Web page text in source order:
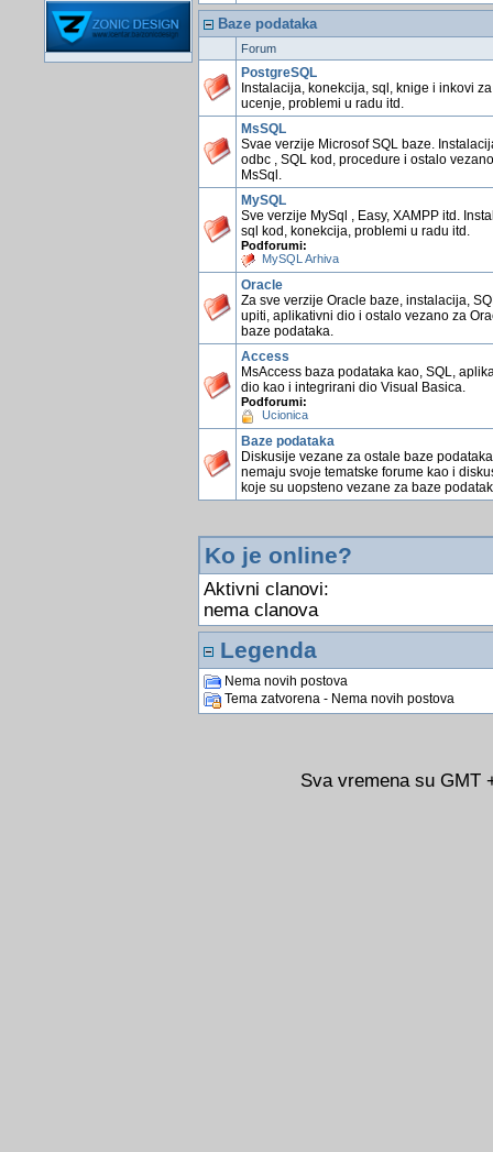
Baze podataka
Forum
PostgreSQL
Instalacija, konekcija, sql, knige i inkovi za
ucenje, problemi u radu itd.
MsSQL
Svae verzije Microsof SQL baze.
odbc , SQL kod, procedure i ostalo
MsSql.
MySQL
Sve verzije MySql , Easy, XAMPP itd.
sql kod, konekcija, problemi u radu itd.
Podforumi:
MySQL Arhiva
Oracle
Za sve verzije Oracle baze, instalacija,
upiti, aplikativni dio i ostalo vezano za
baze podataka.
Access
MsAccess baza podataka kao, SQL,
dio kao i integrirani dio Visual Basica.
Podforumi:
Ucionica
Baze podataka
Diskusije vezane za ostale baze
nemaju svoje tematske forume kao i
koje su uopsteno vezane za baze
Ko je online?
Aktivni clanovi:
nema clanova
Legenda
Nema novih postova
Tema zatvorena - Nema novih postova
Sva vremena su GMT